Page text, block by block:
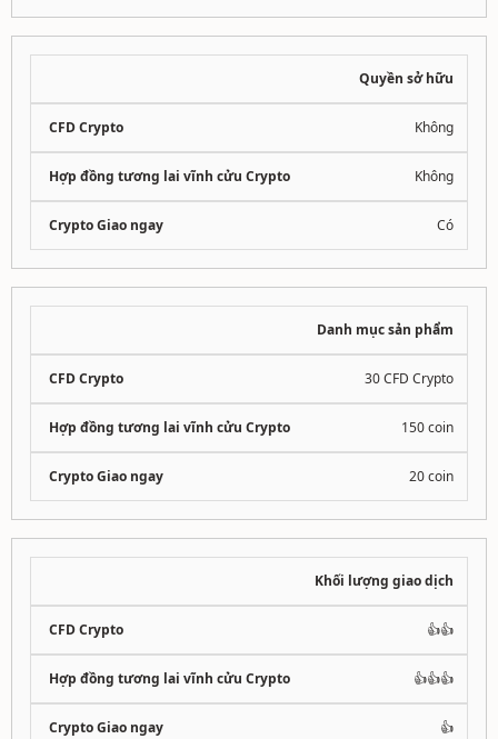
Quyền sở hữu
Không
Không
Có
Danh mục sản phẩm
30 CFD Crypto
150 coin
20 coin
Khối lượng giao dịch
👍👍
👍👍👍
👍